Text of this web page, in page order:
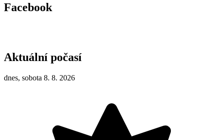
Facebook
Aktuální počasí
dnes, sobota 8. 8. 2026